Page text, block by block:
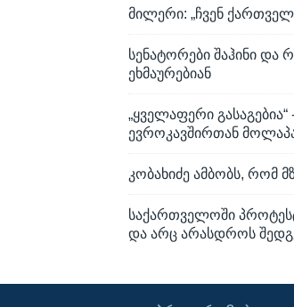
მილერი: „ჩვენ
სენატორები შაჰინი და
ეხმაურებიან
„ყველაფერი
ევროკავშირთან
კობახიძე ამბობს, რომ
საქართველოში
და არც არასდროს